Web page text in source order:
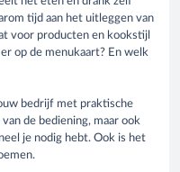
tijd aan het uitleggen van
voor producten en kookstijl
op de menukaart? En welk
bedrijf met praktische
de bediening, maar ook
je nodig hebt. Ook is het